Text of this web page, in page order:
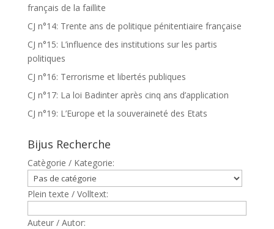
français de la faillite
CJ n°14: Trente ans de politique pénitentiaire française
CJ n°15: L’influence des institutions sur les partis
politiques
CJ n°16: Terrorisme et libertés publiques
CJ n°17: La loi Badinter après cinq ans d’application
CJ n°19: L’Europe et la souveraineté des Etats
Bijus Recherche
Catègorie / Kategorie:
Plein texte / Volltext:
Auteur / Autor: